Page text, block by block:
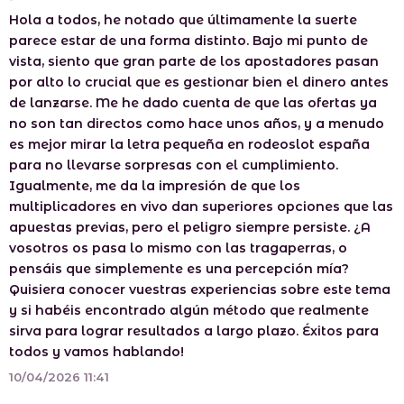
Hola a todos, he notado que últimamente la suerte
parece estar de una forma distinto. Bajo mi punto de
vista, siento que gran parte de los apostadores pasan
por alto lo crucial que es gestionar bien el dinero antes
de lanzarse. Me he dado cuenta de que las ofertas ya
no son tan directos como hace unos años, y a menudo
es mejor mirar la letra pequeña en rodeoslot españa
para no llevarse sorpresas con el cumplimiento.
Igualmente, me da la impresión de que los
multiplicadores en vivo dan superiores opciones que las
apuestas previas, pero el peligro siempre persiste. ¿A
vosotros os pasa lo mismo con las tragaperras, o
pensáis que simplemente es una percepción mía?
Quisiera conocer vuestras experiencias sobre este tema
y si habéis encontrado algún método que realmente
sirva para lograr resultados a largo plazo. Éxitos para
todos y vamos hablando!
10/04/2026 11:41